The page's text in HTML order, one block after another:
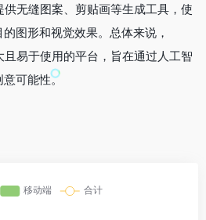
无缝图案、剪贴画等生成工具，使
图形和视觉效果。总体来说，
易于使用的平台，旨在通过人工智
可能性。